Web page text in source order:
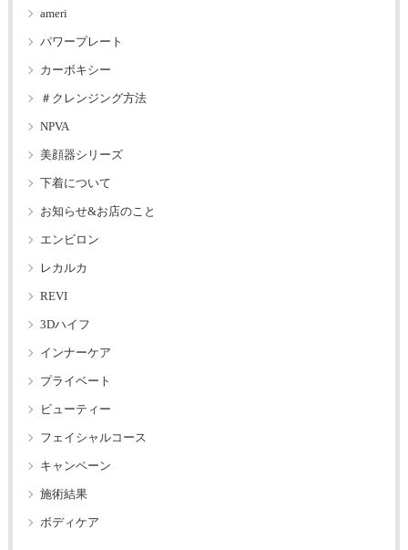
ameri
パワープレート
カーボキシー
＃クレンジング方法
NPVA
美顔器シリーズ
下着について
お知らせ&お店のこと
エンビロン
レカルカ
REVI
3Dハイフ
インナーケア
プライベート
ビューティー
フェイシャルコース
キャンペーン
施術結果
ボディケア